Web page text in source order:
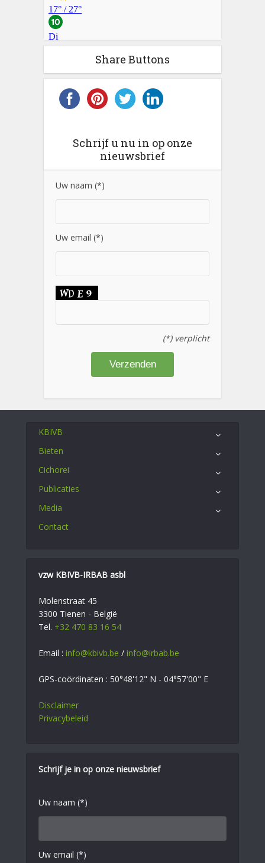
Share Buttons
Schrijf u nu in op onze
nieuwsbrief
Uw naam (*)
Uw email (*)
(*) verplicht
KBIVB
Bieten
Cichorei
Publicaties
Media
Contact
vzw KBIVB-IRBAB asbl
Molenstraat 45
3300 Tienen - België
Tel. +32 470 83 16 54
Email : info@kbivb.be / info@irbab.be
GPS-coördinaten : 50°48'12" N - 04°57'00" E
Disclaimer
Privacybeleid
Schrijf je in op onze nieuwsbrief
Uw naam (*)
Uw email (*)